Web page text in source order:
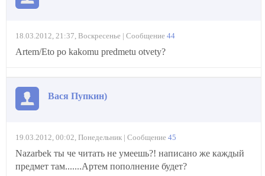
18.03.2012, 21:37, Воскресенье | Сообщение 44
Artem/Eto po kakomu predmetu otvety?
Вася Пупкин)
19.03.2012, 00:02, Понедельник | Сообщение 45
Nazarbek ты че читать не умеешь?! написано же каждый
предмет там.......Артем пополнение будет?